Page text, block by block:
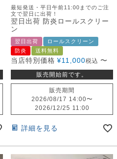
最短発送・平日午前11:00までのご注
文で翌日に出荷！
翌日出荷 防炎ロールスクリー
ン
翌日出荷
ロールスクリーン
防炎
送料無料
当店特別価格 ¥11,000税込 〜
販売開始前です。
販売期間
2026/08/17 14:00〜
2026/12/25 11:00
詳細を見る